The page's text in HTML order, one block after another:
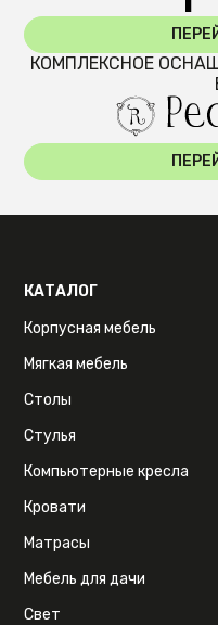
КОМПЛЕКСНОЕ
КАТАЛОГ
Корпусная мебель
Мягкая мебель
Столы
Стулья
Компьютерные кресла
Кровати
Матрасы
Мебель для дачи
Свет